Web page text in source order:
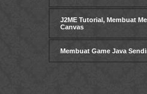
J2ME Tutorial, Membuat
Canvas
Membuat Game Java